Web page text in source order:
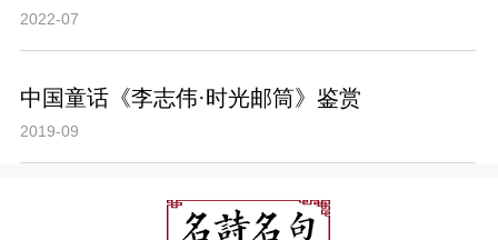
2022-07
中国童话《李志伟·时光邮筒》鉴赏
2019-09